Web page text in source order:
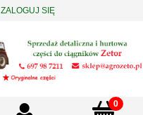
ZALOGUJ SIĘ